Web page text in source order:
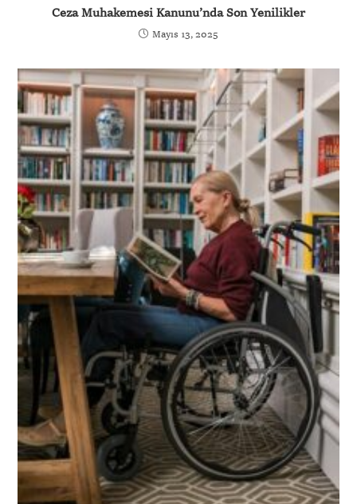
Ceza Muhakemesi Kanunu’nda Son Yenilikler
Mayıs 13, 2025